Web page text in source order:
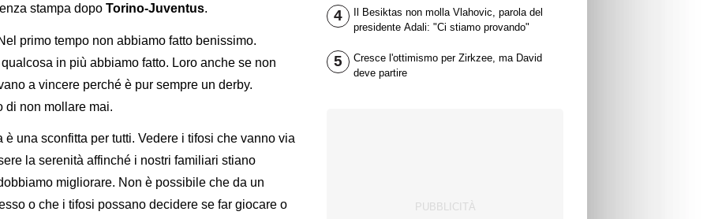
stampa dopo Torino-Juventus.
primo tempo non abbiamo fatto benissimo.
in più abbiamo fatto. Loro anche se non
a vincere perché è pur sempre un derby.
di non mollare mai.
una sconfitta per tutti. Vedere i tifosi che vanno via
la serenità affinché i nostri familiari stiano
migliorare. Non è possibile che da un
o che i tifosi possano decidere se far giocare o
4
Il Besiktas non molla Vlahovic, parola del
presidente Adali: "Ci stiamo provando"
5
Cresce l'ottimismo per Zirkzee, ma David
deve partire